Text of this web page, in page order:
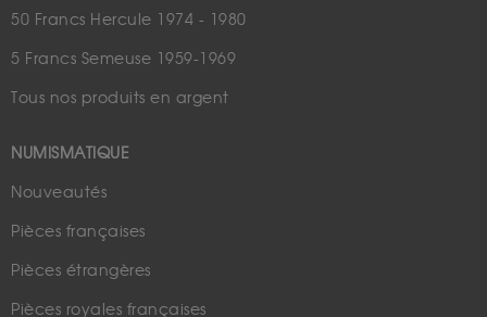
50 Francs Hercule 1974 - 1980
5 Francs Semeuse 1959-1969
Tous nos produits en argent
NUMISMATIQUE
Nouveautés
Pièces françaises
Pièces étrangères
Pièces royales françaises